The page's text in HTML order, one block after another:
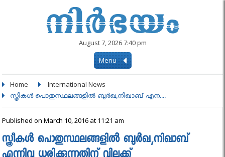
August 7, 2026 7:40 pm
Menu
Home International News
സ്ത്രീകൾ പൊതുസ്ഥലങ്ങളില്‍ ബുർഖ,നിഖാബ് എന....
Published on March 10, 2016 at 11:21 am
സ്ത്രീകൾ പൊതുസ്ഥലങ്ങളില്‍ ബുർഖ,നിഖാബ്